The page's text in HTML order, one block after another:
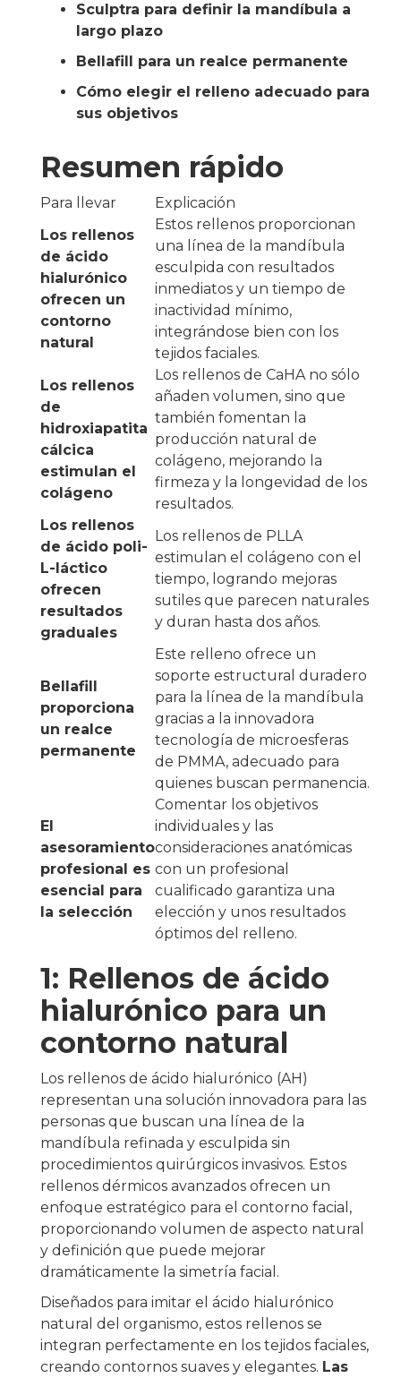
Sculptra para definir la mandíbula a
largo plazo
Bellafill para un realce permanente
Cómo elegir el relleno adecuado para
sus objetivos
Resumen rápido
Para llevar
Explicación
Los rellenos
de ácido
hialurónico
ofrecen un
contorno
natural
Estos rellenos proporcionan
una línea de la mandíbula
esculpida con resultados
inmediatos y un tiempo de
inactividad mínimo,
integrándose bien con los
tejidos faciales.
Los rellenos
de
hidroxiapatita
cálcica
estimulan el
colágeno
Los rellenos de CaHA no sólo
añaden volumen, sino que
también fomentan la
producción natural de
colágeno, mejorando la
firmeza y la longevidad de los
resultados.
Los rellenos
de ácido poli-
L-láctico
ofrecen
resultados
graduales
Los rellenos de PLLA
estimulan el colágeno con el
tiempo, logrando mejoras
sutiles que parecen naturales
y duran hasta dos años.
Bellafill
proporciona
un realce
permanente
Este relleno ofrece un
soporte estructural duradero
para la línea de la mandíbula
gracias a la innovadora
tecnología de microesferas
de PMMA, adecuado para
quienes buscan permanencia.
El
asesoramiento
profesional es
esencial para
la selección
Comentar los objetivos
individuales y las
consideraciones anatómicas
con un profesional
cualificado garantiza una
elección y unos resultados
óptimos del relleno.
1: Rellenos de ácido
hialurónico para un
contorno natural
Los rellenos de ácido hialurónico (AH)
representan una solución innovadora para las
personas que buscan una línea de la
mandíbula refinada y esculpida sin
procedimientos quirúrgicos invasivos. Estos
rellenos dérmicos avanzados ofrecen un
enfoque estratégico para el contorno facial,
proporcionando volumen de aspecto natural
y definición que puede mejorar
dramáticamente la simetría facial.
Diseñados para imitar el ácido hialurónico
natural del organismo, estos rellenos se
integran perfectamente en los tejidos faciales,
creando contornos suaves y elegantes. Las